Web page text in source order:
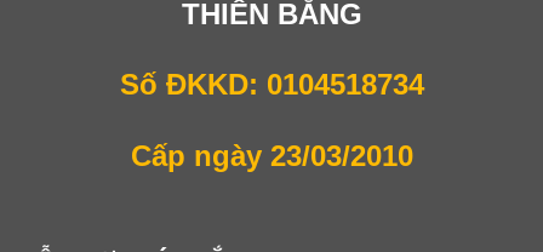
THIÊN BẰNG
Số ĐKKD: 0104518734
Cấp ngày 23/03/2010